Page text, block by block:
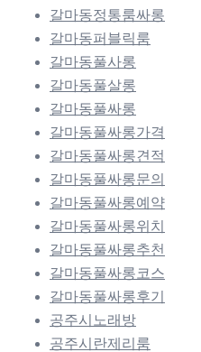
갈마동정통룸싸롱
갈마동퍼블릭룸
갈마동풀사롱
갈마동풀살롱
갈마동풀싸롱
갈마동풀싸롱가격
갈마동풀싸롱견적
갈마동풀싸롱문의
갈마동풀싸롱예약
갈마동풀싸롱위치
갈마동풀싸롱추천
갈마동풀싸롱코스
갈마동풀싸롱후기
공주시노래방
공주시란제리룸